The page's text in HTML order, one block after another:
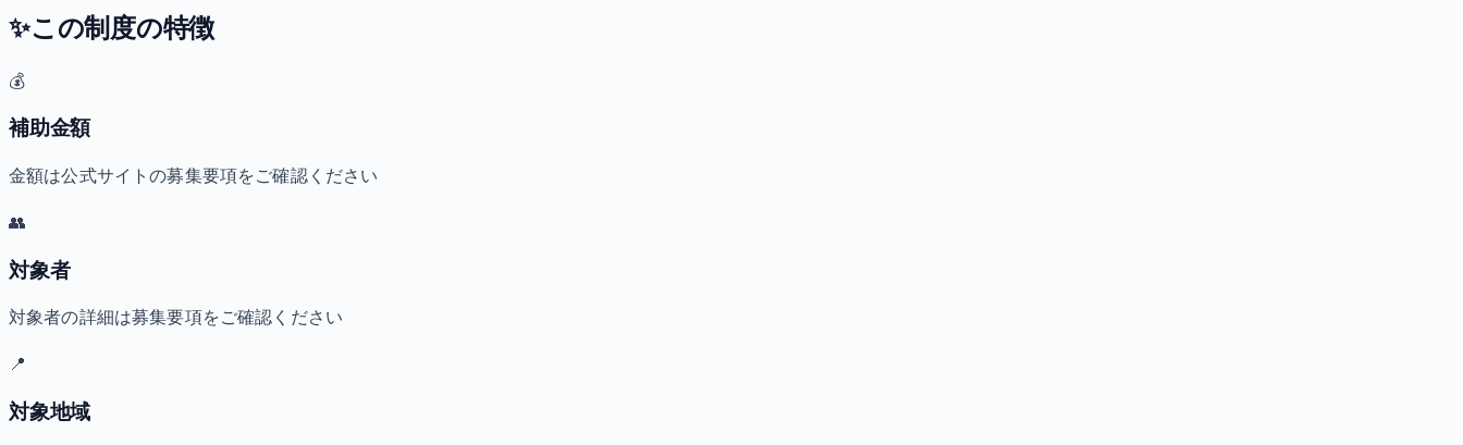
✨この制度の特徴
💰
補助金額
金額は公式サイトの募集要項をご確認ください
👥
対象者
対象者の詳細は募集要項をご確認ください
📍
対象地域